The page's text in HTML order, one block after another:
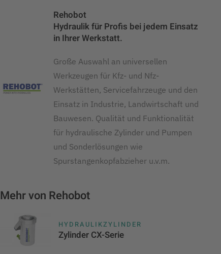
Rehobot
Hydraulik für Profis bei jedem Einsatz
in Ihrer Werkstatt.
Große Auswahl an universellen
Werkzeugen für Kfz- und Nfz-
Werkstätten, Servicefahrzeuge und den
Einsatz in Industrie, Landwirtschaft und
Bauwesen. Qualität und Funktionalität
für hydraulische Zylinder und Pumpen
und Sonderlösungen wie
Spurstangenkopfabzieher u.v.m.
Mehr von Rehobot
HYDRAULIKZYLINDER
Zylinder CX-Serie